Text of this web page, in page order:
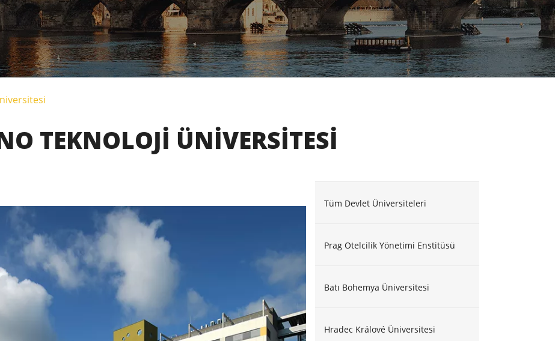
TEKNOLOJI ÜNIVERSITESI
Tüm Devlet Üniversiteleri
Prag Otelcilik Yönetimi Enstitüsü
Batı Bohemya Üniversitesi
Hradec Králové Üniversitesi